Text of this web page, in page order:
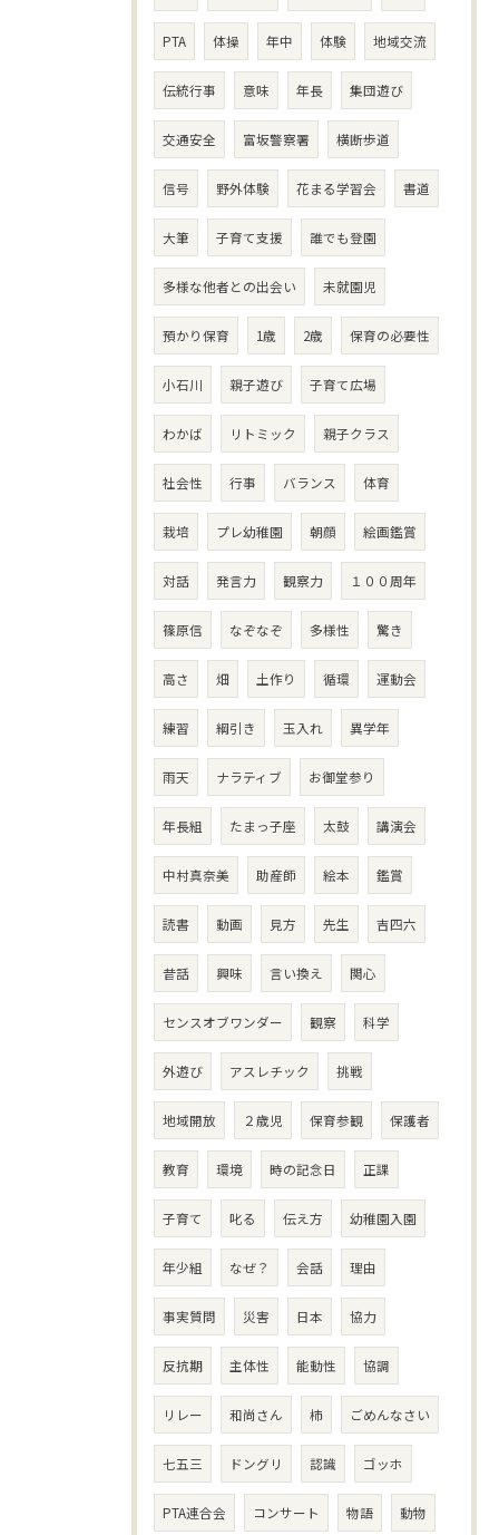
PTA 体操 年中 体験 地域交流
伝統行事 意味 年長 集団遊び
交通安全 富坂警察署 横断歩道
信号 野外体験 花まる学習会 書道
大筆 子育て支援 誰でも登園
多様な他者との出会い 未就園児
預かり保育 1歳 2歳 保育の必要性
小石川 親子遊び 子育て広場
わかば リトミック 親子クラス
社会性 行事 バランス 体育
栽培 プレ幼稚園 朝顔 絵画鑑賞
対話 発言力 観察力 １００周年
篠原信 なぞなぞ 多様性 驚き
高さ 畑 土作り 循環 運動会
練習 綱引き 玉入れ 異学年
雨天 ナラティブ お御堂参り
年長組 たまっ子座 太鼓 講演会
中村真奈美 助産師 絵本 鑑賞
読書 動画 見方 先生 吉四六
昔話 興味 言い換え 関心
センスオブワンダー 観察 科学
外遊び アスレチック 挑戦
地域開放 ２歳児 保育参観 保護者
教育 環境 時の記念日 正課
子育て 叱る 伝え方 幼稚園入園
年少組 なぜ？ 会話 理由
事実質問 災害 日本 協力
反抗期 主体性 能動性 協調
リレー 和尚さん 柿 ごめんなさい
七五三 ドングリ 認識 ゴッホ
PTA連合会 コンサート 物語 動物